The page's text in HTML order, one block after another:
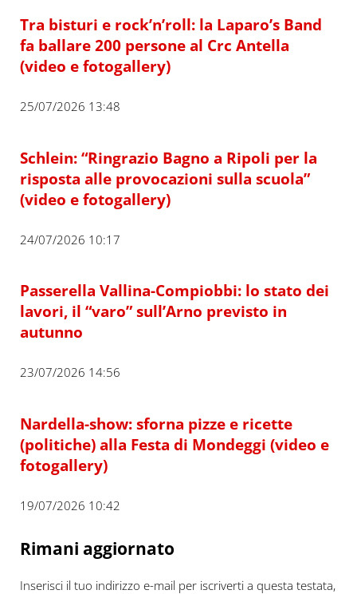
Tra bisturi e rock’n’roll: la Laparo’s Band
fa ballare 200 persone al Crc Antella
(video e fotogallery)
25/07/2026 13:48
Schlein: “Ringrazio Bagno a Ripoli per la
risposta alle provocazioni sulla scuola”
(video e fotogallery)
24/07/2026 10:17
Passerella Vallina-Compiobbi: lo stato dei
lavori, il “varo” sull’Arno previsto in
autunno
23/07/2026 14:56
Nardella-show: sforna pizze e ricette
(politiche) alla Festa di Mondeggi (video e
fotogallery)
19/07/2026 10:42
Rimani aggiornato
Inserisci il tuo indirizzo e-mail per iscriverti a questa testata,